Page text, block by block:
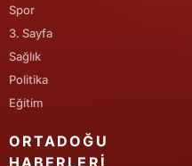
Spor
3. Sayfa
Sağlık
Politika
Eğitim
ORTADOĞU